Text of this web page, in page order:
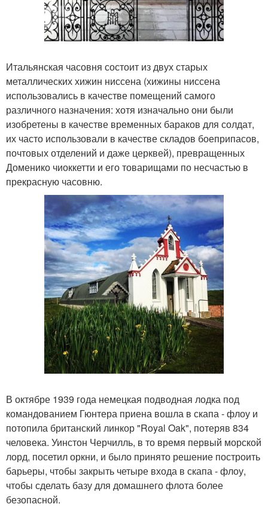
Итальянская часовня состоит из двух старых
металлических хижин ниссена (хижины ниссена
использовались в качестве помещений самого
различного назначения: хотя изначально они были
изобретены в качестве временных бараков для солдат,
их часто использовали в качестве складов боеприпасов,
почтовых отделений и даже церквей), превращенных
Доменико чиоккетти и его товарищами по несчастью в
прекрасную часовню.
В октябре 1939 года немецкая подводная лодка под
командованием Гюнтера приена вошла в скапа - флоу и
потопила британский линкор "Royal Oak", потеряв 834
человека. Уинстон Черчилль, в то время первый морской
лорд, посетил оркни, и было принято решение построить
барьеры, чтобы закрыть четыре входа в скапа - флоу,
чтобы сделать базу для домашнего флота более
безопасной.